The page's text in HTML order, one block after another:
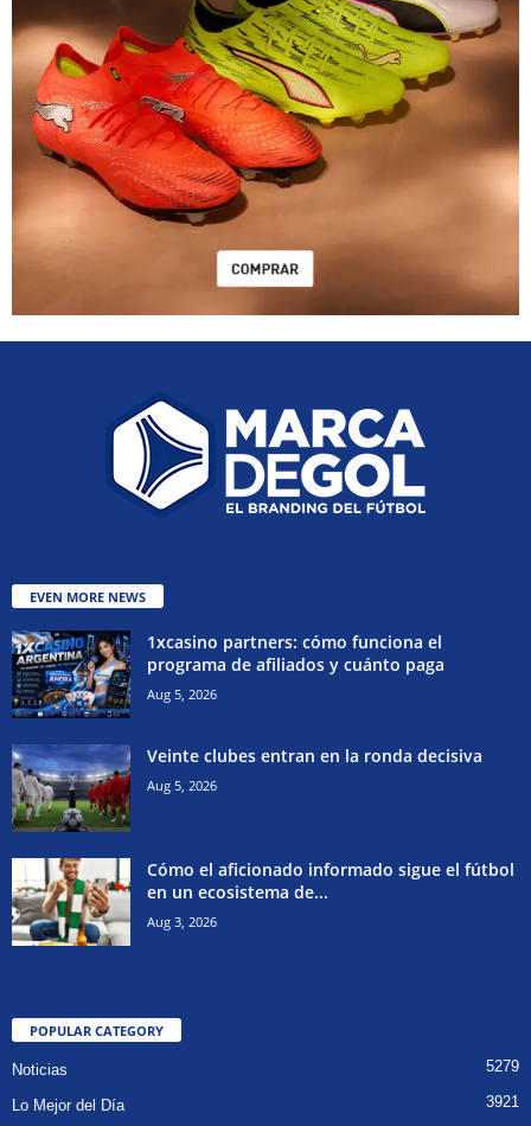
EVEN MORE NEWS
1xcasino partners: cómo funciona el
programa de afiliados y cuánto paga
Aug 5, 2026
Veinte clubes entran en la ronda decisiva
Aug 5, 2026
Cómo el aficionado informado sigue el fútbol
en un ecosistema de...
Aug 3, 2026
POPULAR CATEGORY
Noticias 5279
Lo Mejor del Día 3921